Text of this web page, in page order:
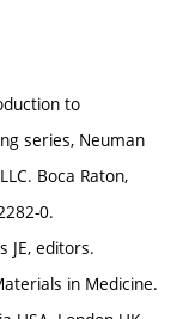
to
series, Neuman
Boca Raton,
0.
JE, editors.
in Medicine.